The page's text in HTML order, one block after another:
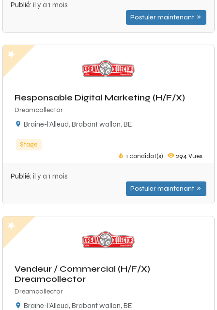
Publié: il y a 1 mois
Postuler maintenant
Responsable Digital Marketing (H/F/X)
Dreamcollector
Braine-l'Alleud, Brabant wallon, BE
Stage
1 candidat(s) 294Vues
Publié: il y a 1 mois
Postuler maintenant
Vendeur / Commercial (H/F/X)
Dreamcollector
Dreamcollector
Braine-l'Alleud, Brabant wallon, BE